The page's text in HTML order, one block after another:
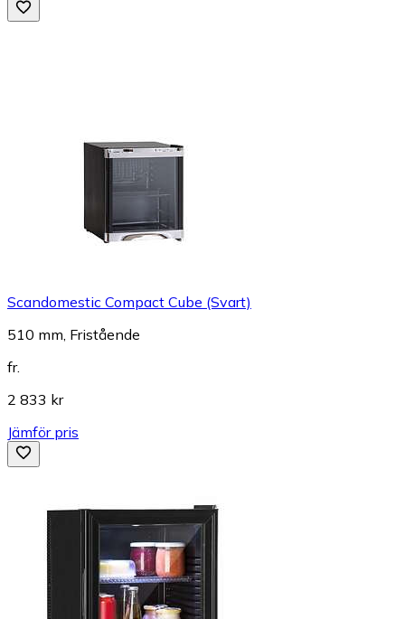
Scandomestic Compact Cube (Svart)
510 mm, Fristående
fr.
2 833 kr
Jämför pris